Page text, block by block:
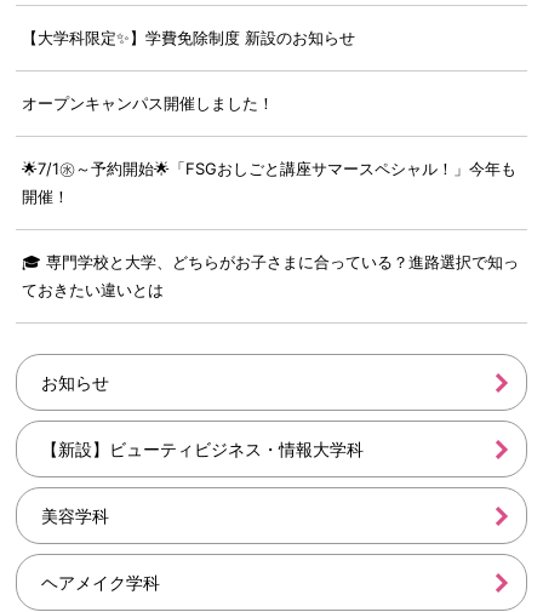
【大学科限定✨】学費免除制度 新設のお知らせ
オープンキャンパス開催しました！
🌟7/1㊌～予約開始🌟「FSGおしごと講座サマースペシャル！」今年も
開催！
🎓 専門学校と大学、どちらがお子さまに合っている？進路選択で知っ
ておきたい違いとは
お知らせ
【新設】ビューティビジネス・情報大学科
美容学科
ヘアメイク学科